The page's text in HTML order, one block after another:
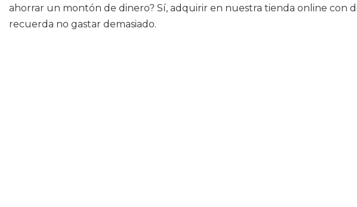
ahorrar un montón de dinero? Sí, adquirir en nuestra tienda online con
recuerda no gastar demasiado.